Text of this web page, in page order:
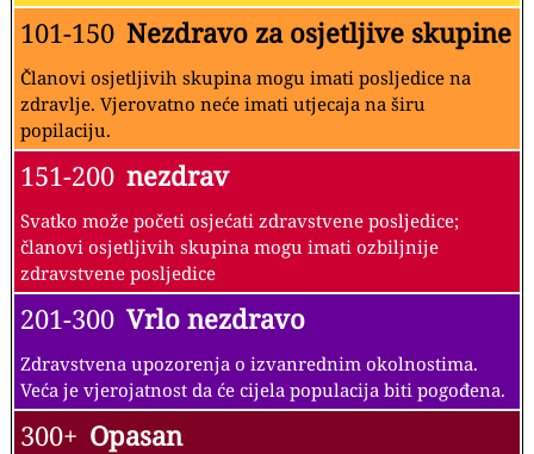
101-150 Nezdravo za osjetljive skupine
Članovi osjetljivih skupina mogu imati posljedice na
zdravlje. Vjerovatno neće imati utjecaja na širu
popilaciju.
151-200 nezdrav
Svatko može početi osjećati zdravstvene posljedice;
članovi osjetljivih skupina mogu imati ozbiljnije
zdravstvene posljedice
201-300 Vrlo nezdravo
Zdravstvena upozorenja o izvanrednim okolnostima.
Veća je vjerojatnost da će cijela populacija biti pogođena.
300+ Opasan